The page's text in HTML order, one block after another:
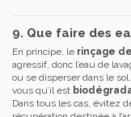
9. Que faire des
En principe, le rinçage
agressif, donc l’eau de
ou se disperser dans le
vous qu’il est
Dans tous les cas, évitez